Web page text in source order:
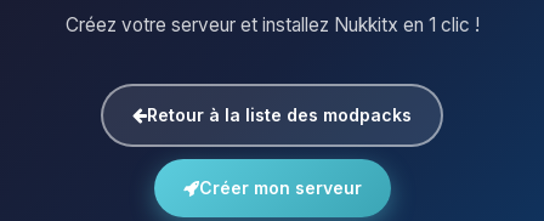
Créez votre serveur et installez Nukkitx en 1 clic !
Retour à la liste des modpacks
Créer mon serveur